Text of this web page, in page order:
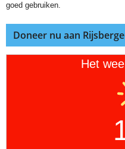
goed gebruiken.
Doneer nu aan
Het